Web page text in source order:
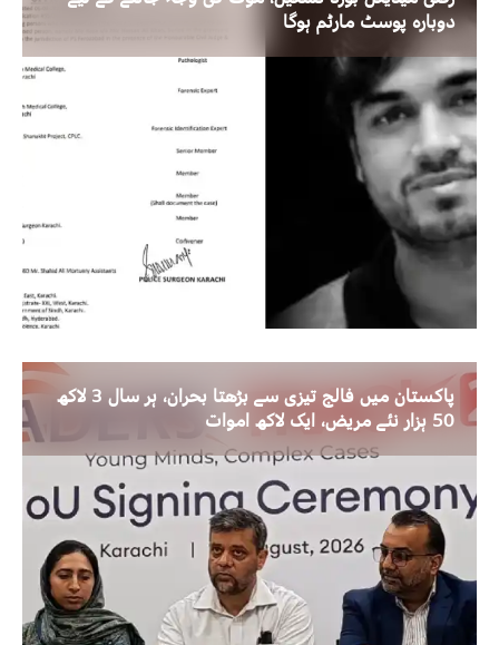
دوبارہ پوسٹ مارٹم ہوگا
پاکستان میں فالج تیزی سے بڑھتا بحران، ہر سال 3 لاکھ
50 ہزار نئے مریض، ایک لاکھ اموات